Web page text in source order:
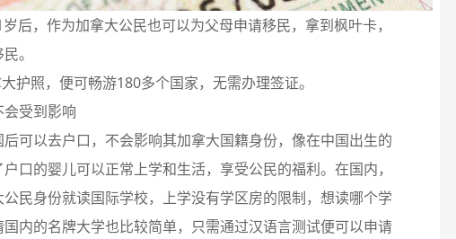
后，作为加拿大公民也可以为父母申请移民，拿到枫叶卡，
。
护照，便可畅游180多个国家，无需办理签证。
受到影响
可以去户口，不会影响其加拿大国籍身份，像在中国出生的
口的婴儿可以正常上学和生活，享受公民的福利。在国内，
民身份就读国际学校，上学没有学区房的限制，想读哪个学
内的名牌大学也比较简单，只需通过汉语言测试便可以申请